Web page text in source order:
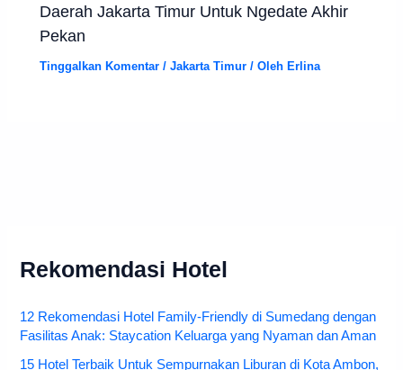
Daerah Jakarta Timur Untuk Ngedate Akhir
Pekan
Tinggalkan Komentar /Jakarta Timur / OlehErlina
Rekomendasi Hotel
12 Rekomendasi Hotel Family-Friendly di Sumedang dengan
Fasilitas Anak: Staycation Keluarga yang Nyaman dan Aman
15 Hotel Terbaik Untuk Sempurnakan Liburan di Kota Ambon,